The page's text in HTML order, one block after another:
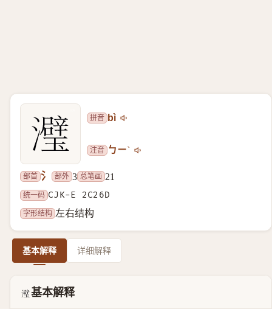
拼音 bì
注音 ㄅㄧˋ
部首 氵 部外 3 总笔画 21
统一码 CJK-E 2C26D
字形结构 左右结构
基本解释 详细解释
𬉭基本解释